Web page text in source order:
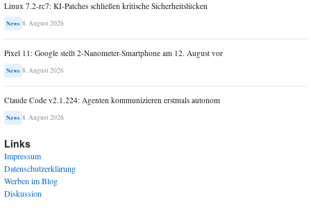
Linux 7.2-rc7: KI-Patches schließen kritische Sicherheitslücken
News 8. August 2026
Pixel 11: Google stellt 2-Nanometer-Smartphone am 12. August vor
News 8. August 2026
Claude Code v2.1.224: Agenten kommunizieren erstmals autonom
News 8. August 2026
Links
Impressum
Datenschutzerklärung
Werben im Blog
Diskussion